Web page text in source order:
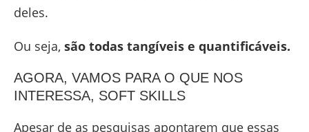
deles.
Ou seja, são todas tangíveis e quantificáveis.
AGORA, VAMOS PARA O QUE NOS
INTERESSA, SOFT SKILLS
Apesar de as pesquisas apontarem que essas